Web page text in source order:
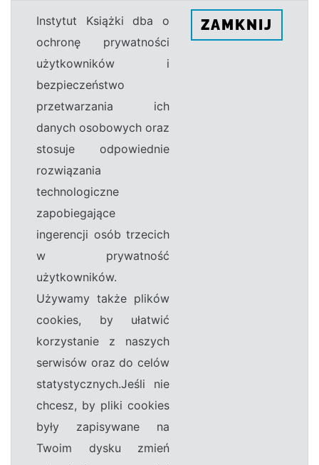
Instytut Książki dba o
ochronę prywatności
użytkowników i
bezpieczeństwo
przetwarzania ich
danych osobowych oraz
stosuje odpowiednie
rozwiązania
technologiczne
zapobiegające
ingerencji osób trzecich
w prywatność
użytkowników.
Używamy także plików
cookies, by ułatwić
korzystanie z naszych
serwisów oraz do celów
statystycznych.Jeśli nie
chcesz, by pliki cookies
były zapisywane na
Twoim dysku zmień
ZAMKNIJ